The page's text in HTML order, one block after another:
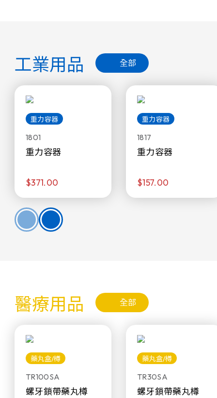
工業用品 全部
重力容器
1801
重力容器
$371.00
重力容器
1817
重力容器
$157.00
醫療用品 全部
藥丸盒/樽
TR100SA
螺牙鎖帶藥丸樽
藥丸盒/樽
TR30SA
螺牙鎖帶藥丸樽